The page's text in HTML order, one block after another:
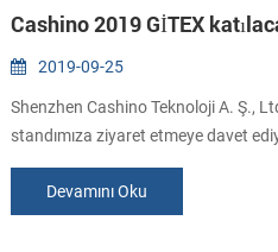
Cashino 2019 GİTEX
2019-09-25
Shenzhen Cashino Teknoloji A. Ş.,
standımıza ziyaret etmeye davet
Adres: DuBai Dünya Ticaret
Devamını Oku